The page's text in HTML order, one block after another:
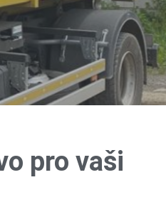
pro vaši